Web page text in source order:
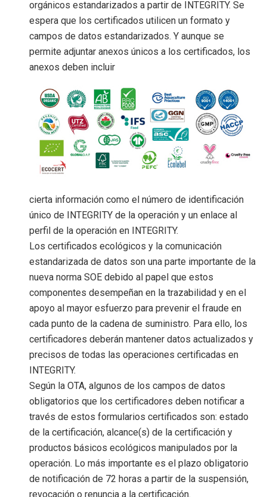
orgánicos estandarizados a partir de INTEGRITY. Se
espera que los certificados utilicen un formato y
campos de datos estandarizados. Y aunque se
permite adjuntar anexos únicos a los certificados, los
anexos deben incluir
cierta información como el número de identificación
único de INTEGRITY de la operación y un enlace al
perfil de la operación en INTEGRITY.
Los certificados ecológicos y la comunicación
estandarizada de datos son una parte importante de la
nueva norma SOE debido al papel que estos
componentes desempeñan en la trazabilidad y en el
apoyo al mayor esfuerzo para prevenir el fraude en
cada punto de la cadena de suministro. Para ello, los
certificadores deberán mantener datos actualizados y
precisos de todas las operaciones certificadas en
INTEGRITY.
Según la OTA, algunos de los campos de datos
obligatorios que los certificadores deben notificar a
través de estos formularios certificados son: estado
de la certificación, alcance(s) de la certificación y
productos básicos ecológicos manipulados por la
operación. Lo más importante es el plazo obligatorio
de notificación de 72 horas a partir de la suspensión,
revocación o renuncia a la certificación.